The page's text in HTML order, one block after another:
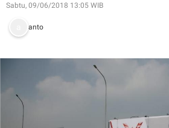
Sabtu, 09/06/2018 13:05 WIB
anto